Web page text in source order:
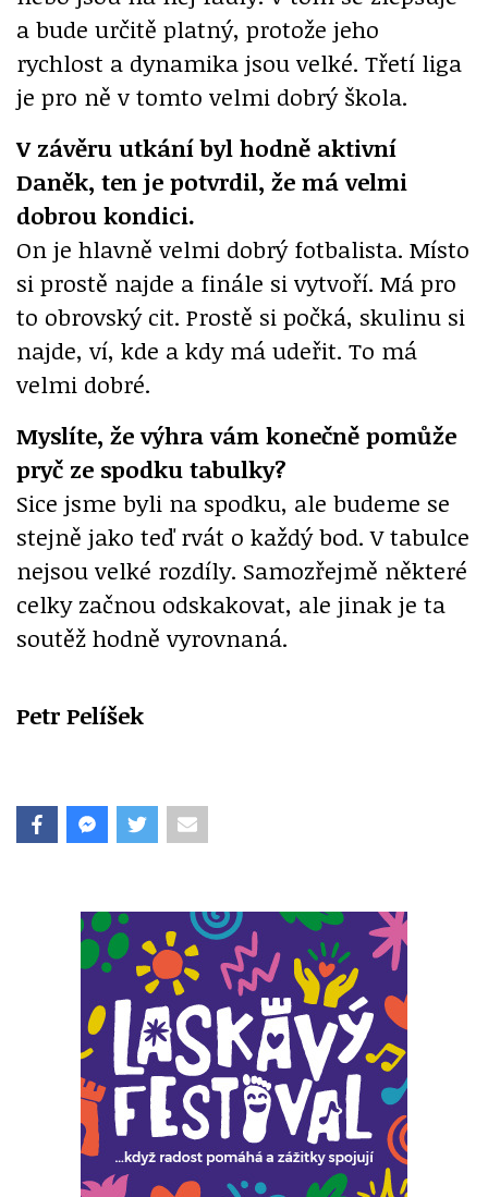
a bude určitě platný, protože jeho
rychlost a dynamika jsou velké. Třetí liga
je pro ně v tomto velmi dobrý škola.
V závěru utkání byl hodně aktivní
Daněk, ten je potvrdil, že má velmi
dobrou kondici.
On je hlavně velmi dobrý fotbalista. Místo
si prostě najde a finále si vytvoří. Má pro
to obrovský cit. Prostě si počká, skulinu si
najde, ví, kde a kdy má udeřit. To má
velmi dobré.
Myslíte, že výhra vám konečně pomůže
pryč ze spodku tabulky?
Sice jsme byli na spodku, ale budeme se
stejně jako teď rvát o každý bod. V tabulce
nejsou velké rozdíly. Samozřejmě některé
celky začnou odskakovat, ale jinak je ta
soutěž hodně vyrovnaná.
Petr Pelíšek